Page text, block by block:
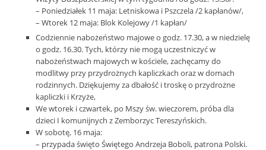
– Poniedziałek 11 maja: Letniskowa i Pszczela /2 kapłanów/,
– Wtorek 12 maja: Blok Kolejowy /1 kapłan/
Codziennie nabożeństwo majowe o godz. 17.30, a w niedzielę
o godz. 16.30. Tych, którzy nie mogą uczestniczyć w
nabożeństwach majowych w kościele, zachęcamy do
modlitwy przy przydrożnych kapliczkach oraz w domach
rodzinnych. Dziękujemy za dbałość i troskę o przydrożne
kapliczki i Krzyże,
We wtorek i czwartek, po Mszy św. wieczorem, próba dla
dzieci I komunijnych z Zemborzyc Tereszyńskich.
W sobotę, 16 maja:
– przypada święto Świętego Andrzeja Boboli, patrona Polski.